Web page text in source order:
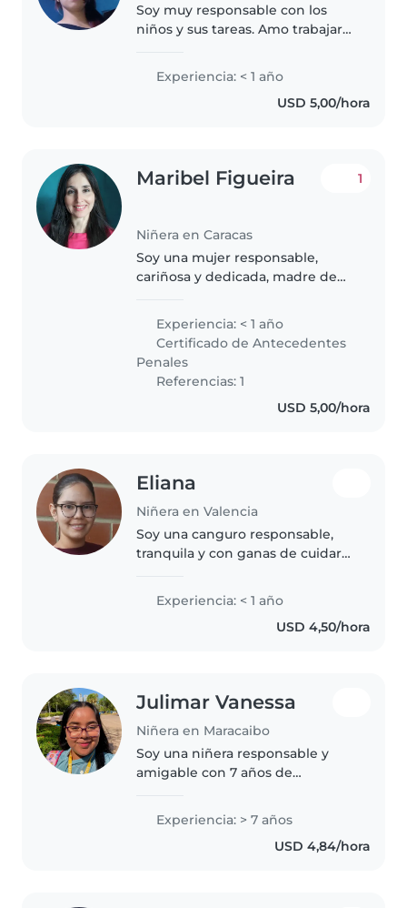
Soy muy responsable con los
niños y sus tareas. Amo trabajar
docente de educación inicial. 🥰
Experiencia: < 1 año
USD 5,00/hora
Maribel Figueira
Niñera en Caracas
1
Soy una mujer responsable,
cariñosa y dedicada, madre de
adolescente), con una profunda
vocación por el cuidado infantil.
Mi experiencia como madre me..
Experiencia: < 1 año
Certificado de Antecedentes
Penales
Referencias: 1
USD 5,00/hora
Eliana
Niñera en Valencia
Soy una canguro responsable,
tranquila y con ganas de cuidar
hasta los de primaria. Me
encanta dibujar y puedo ayudar
con tareas básicas como cocinar
Experiencia: < 1 año
USD 4,50/hora
Julimar Vanessa
Niñera en Maracaibo
Soy una niñera responsable y
amigable con 7 años de
pequeños. Ofrezco un entorno
seguro y divertido con
actividades como dibujar y leer
Experiencia: > 7 años
USD 4,84/hora